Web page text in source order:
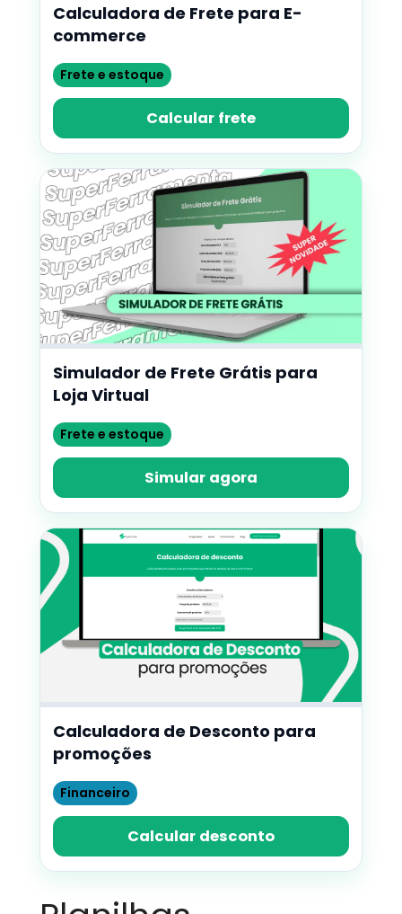
Calculadora de Frete para E-
commerce
Frete e estoque
Calcular frete
Simulador de Frete Grátis para
Loja Virtual
Frete e estoque
Simular agora
Calculadora de Desconto para
promoções
Financeiro
Calcular desconto